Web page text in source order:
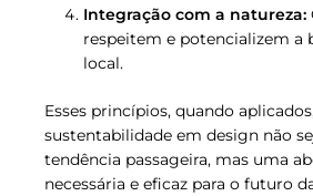
Integração com a natureza:
respeitem e potencializem a
local.
Esses princípios, quando
sustentabilidade em design não
tendência passageira, mas uma
necessária e eficaz para o futuro